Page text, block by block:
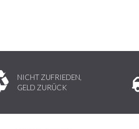
NICHT ZUFRIEDEN,
GELD ZURÜCK